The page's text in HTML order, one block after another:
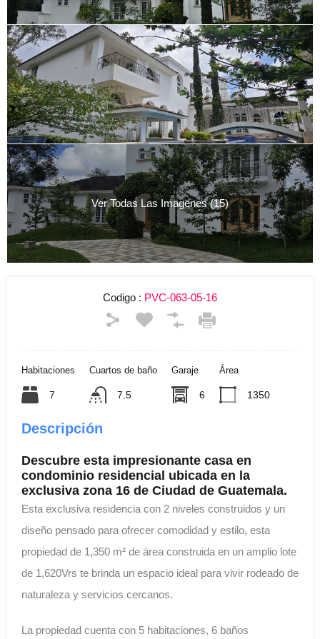
Ver Todas Las Imagenes (15)
Codigo : PVC-063-05-16
Habitaciones
7
Cuartos de baño
7.5
Garaje
6
Área
1350
Descripción
Descubre esta impresionante casa en
condominio residencial ubicada en la
exclusiva zona 16 de Ciudad de Guatemala.
Esta exclusiva residencia con 2 niveles construidos y un
diseño pensado para ofrecer comodidad y estilo, esta
propiedad de 1,350 m² de área construida en un amplio lote
de 1,620Vrs te brinda un espacio ideal para vivir rodeado de
naturaleza y servicios cercanos.
La propiedad cuenta con 5 habitaciones, 6 baños